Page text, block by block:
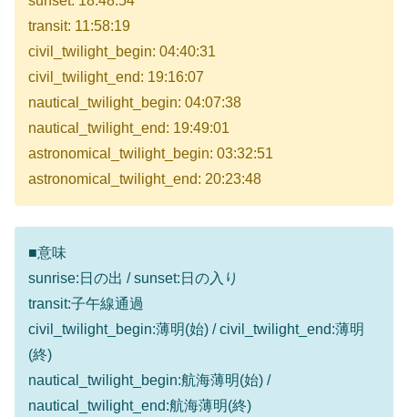
transit: 11:58:19
civil_twilight_begin: 04:40:31
civil_twilight_end: 19:16:07
nautical_twilight_begin: 04:07:38
nautical_twilight_end: 19:49:01
astronomical_twilight_begin: 03:32:51
astronomical_twilight_end: 20:23:48
■意味
sunrise:日の出 / sunset:日の入り
transit:子午線通過
civil_twilight_begin:薄明(始) / civil_twilight_end:薄明
(終)
nautical_twilight_begin:航海薄明(始) /
nautical_twilight_end:航海薄明(終)